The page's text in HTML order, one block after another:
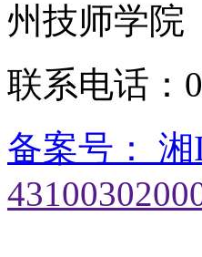
州技师学院
联系电话：
备案号： 湘